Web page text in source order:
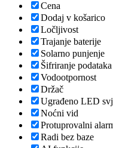
Cena
Dodaj v košarico
Ločljivost
Trajanje baterije
Solarno punjenje
Šifriranje podataka
Vodootpornost
Držač
Ugrađeno LED
Noćni vid
Protuprovalni
Radi bez baze